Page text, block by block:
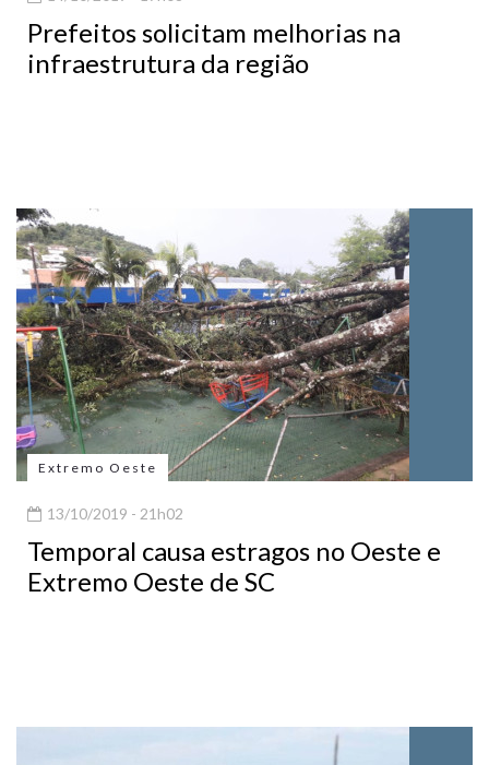
Prefeitos solicitam melhorias na
infraestrutura da região
Extremo Oeste
13/10/2019 - 21h02
Temporal causa estragos no Oeste e
Extremo Oeste de SC